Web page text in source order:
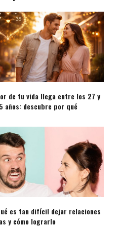
de tu vida llega entre los 27 y
años: descubre por qué
es tan difícil dejar relaciones
y cómo lograrlo